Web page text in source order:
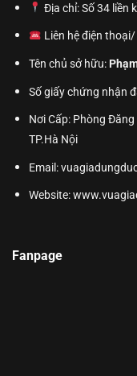
Địa chỉ: Số 34 liền
Liên hệ điện
Tên chủ sở hữu:
Số giấy chứng nhận
Nơi Cấp: Phòng
TP.Hà Nội
Email:
Website:
Fanpage